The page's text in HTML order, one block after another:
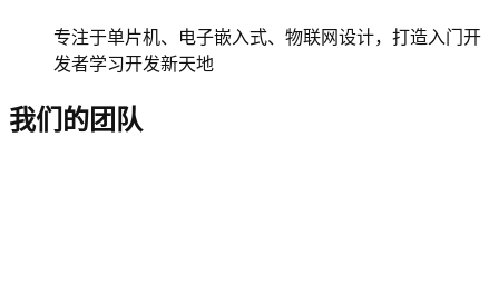
专注于单片机、电子嵌入式、物联网设计，打造入门开
发者学习开发新天地
我们的团队